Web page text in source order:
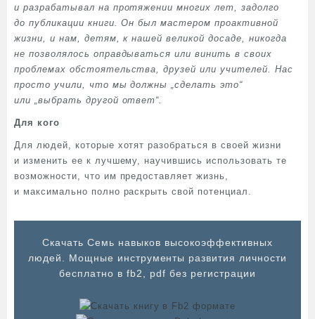
и разрабатывал на протяжении многих лет, задолго
до публикации книги. Он был мастером проактивной
жизни, и нам, детям, к нашей великой досаде, никогда
не позволялось оправдываться или винить в своих
проблемах обстоятельства, друзей или учителей. Нас
просто учили, что мы должны „сделать это“
или „выбрать другой ответ“.
Для кого
Для людей, которые хотят разобраться в своей жизни
и изменить ее к лучшему, научившись использовать те
возможности, что им предоставляет жизнь,
и максимально полно раскрыть свой потенциал.
Cкачать Семь навыков высокоэффективных
людей. Мощные инструменты развития личности
бесплатно в fb2, pdf без регистрации